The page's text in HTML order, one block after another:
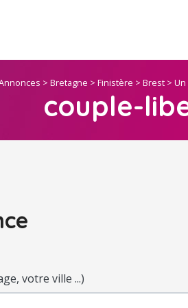
> Bretagne > Finistère > Brest >
couple-
votre ville ...)